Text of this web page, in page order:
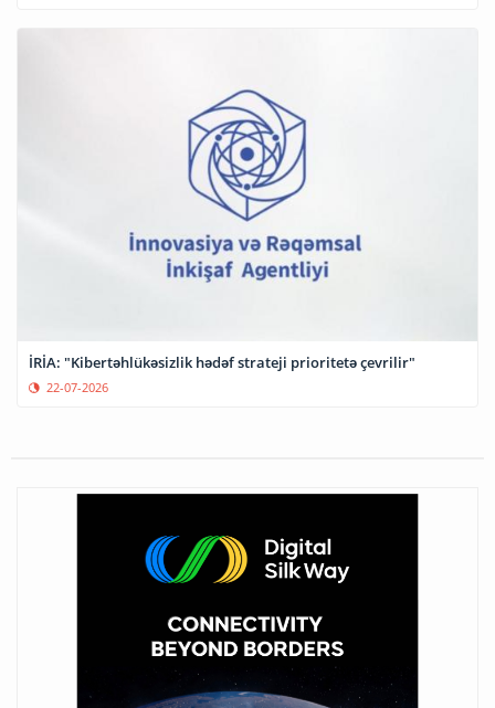
İRİA: "Kibertəhlükəsizlik hədəf strateji prioritetə çevrilir"
22-07-2026